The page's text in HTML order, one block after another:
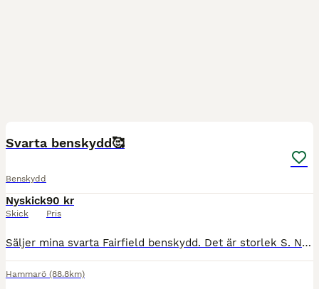
Svarta benskydd🥰
Benskydd
Nyskick
Skick
90 kr
Pris
Säljer mina svarta Fairfield benskydd. Det är storlek S. Nypris: 199kr Mitt pris: 90 Köparen står för frakten, hör av er vid frågor och funderingar🤩
Hammarö (88.8km)